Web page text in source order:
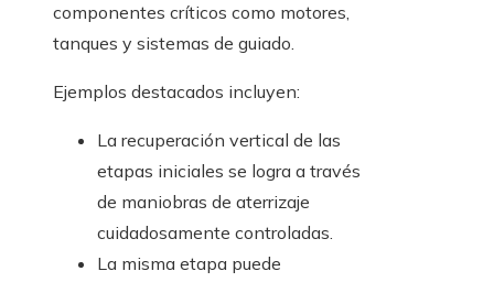
componentes críticos como motores,
tanques y sistemas de guiado.
Ejemplos destacados incluyen:
La recuperación vertical de las
etapas iniciales se logra a través
de maniobras de aterrizaje
cuidadosamente controladas.
La misma etapa puede